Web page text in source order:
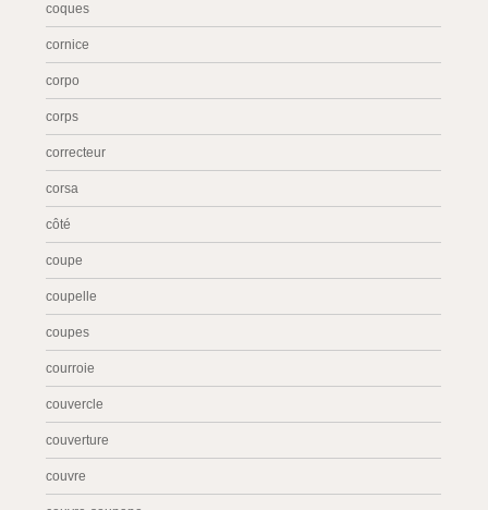
coques
cornice
corpo
corps
correcteur
corsa
côté
coupe
coupelle
coupes
courroie
couvercle
couverture
couvre